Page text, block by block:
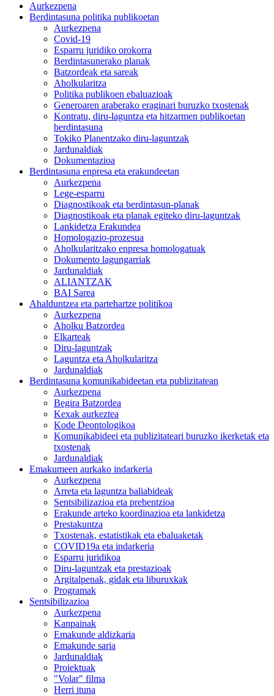
Aurkezpena
Berdintasuna politika publikoetan
Aurkezpena
Covid-19
Esparru juridiko orokorra
Berdintasunerako planak
Batzordeak eta sareak
Aholkularitza
Politika publikoen ebaluazioak
Generoaren araberako eraginari buruzko txostenak
Kontratu, diru-laguntza eta hitzarmen publikoetan
berdintasuna
Tokiko Planentzako diru-laguntzak
Jardunaldiak
Dokumentazioa
Berdintasuna enpresa eta erakundeetan
Aurkezpena
Lege-esparru
Diagnostikoak eta berdintasun-planak
Diagnostikoak eta planak egiteko diru-laguntzak
Lankidetza Erakundea
Homologazio-prozesua
Aholkularitzako enpresa homologatuak
Dokumento lagungarriak
Jardunaldiak
ALIANTZAK
BAI Sarea
Ahalduntzea eta partehartze politikoa
Aurkezpena
Aholku Batzordea
Elkarteak
Diru-laguntzak
Laguntza eta Aholkularitza
Jardunaldiak
Berdintasuna komunikabideetan eta publizitatean
Aurkezpena
Begira Batzordea
Kexak aurkeztea
Kode Deontologikoa
Komunikabideei eta publizitateari buruzko ikerketak eta
txostenak
Jardunaldiak
Emakumeen aurkako indarkeria
Aurkezpena
Arreta eta laguntza baliabideak
Sentsibilizazioa eta prebentzioa
Erakunde arteko koordinazioa eta lankidetza
Prestakuntza
Txostenak, estatistikak eta ebaluaketak
COVID19a eta indarkeria
Esparru juridikoa
Diru-laguntzak eta prestazioak
Argitalpenak, gidak eta liburuxkak
Programak
Sentsibilizazioa
Aurkezpena
Kanpainak
Emakunde aldizkaria
Emakunde saria
Jardunaldiak
Proiektuak
"Volar" filma
Herri ituna